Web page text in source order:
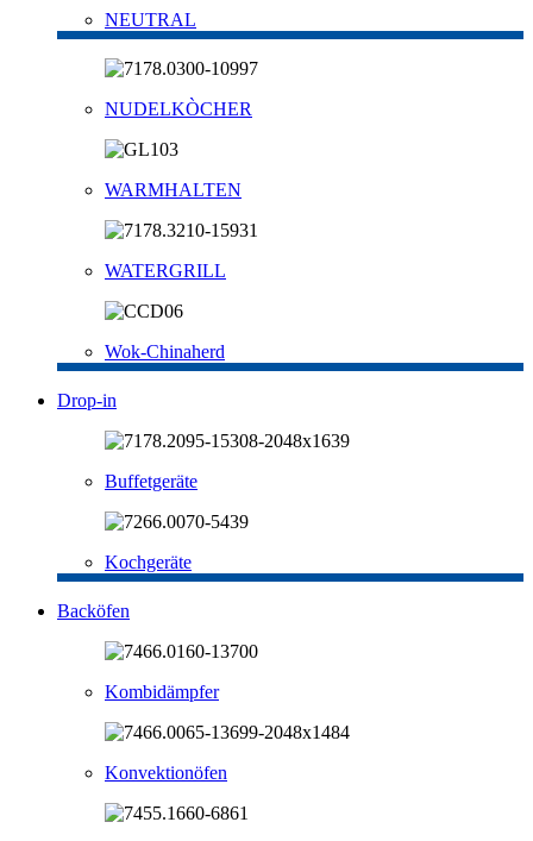
NEUTRAL
NUDELKÒCHER
WARMHALTEN
WATERGRILL
Wok-Chinaherd
Drop-in
Buffetgeräte
Kochgeräte
Backöfen
Kombidämpfer
Konvektionöfen